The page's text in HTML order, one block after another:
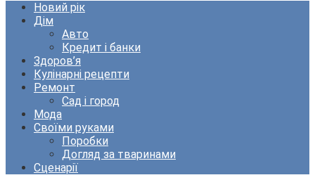
Новий рік
Дім
Авто
Кредит і банки
Здоров’я
Кулінарні рецепти
Ремонт
Сад і город
Мода
Своїми руками
Поробки
Догляд за тваринами
Сценарії